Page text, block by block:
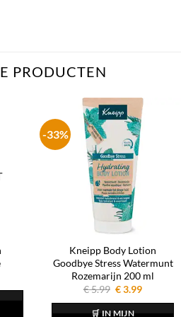
PRODUCTEN
-33%
Kneipp Body Lotion
Goodbye Stress Watermunt
Rozemarijn 200 ml
€5.99 Oorspronkelijke
was:
€3.99Huidige
🛒 IN MIJN